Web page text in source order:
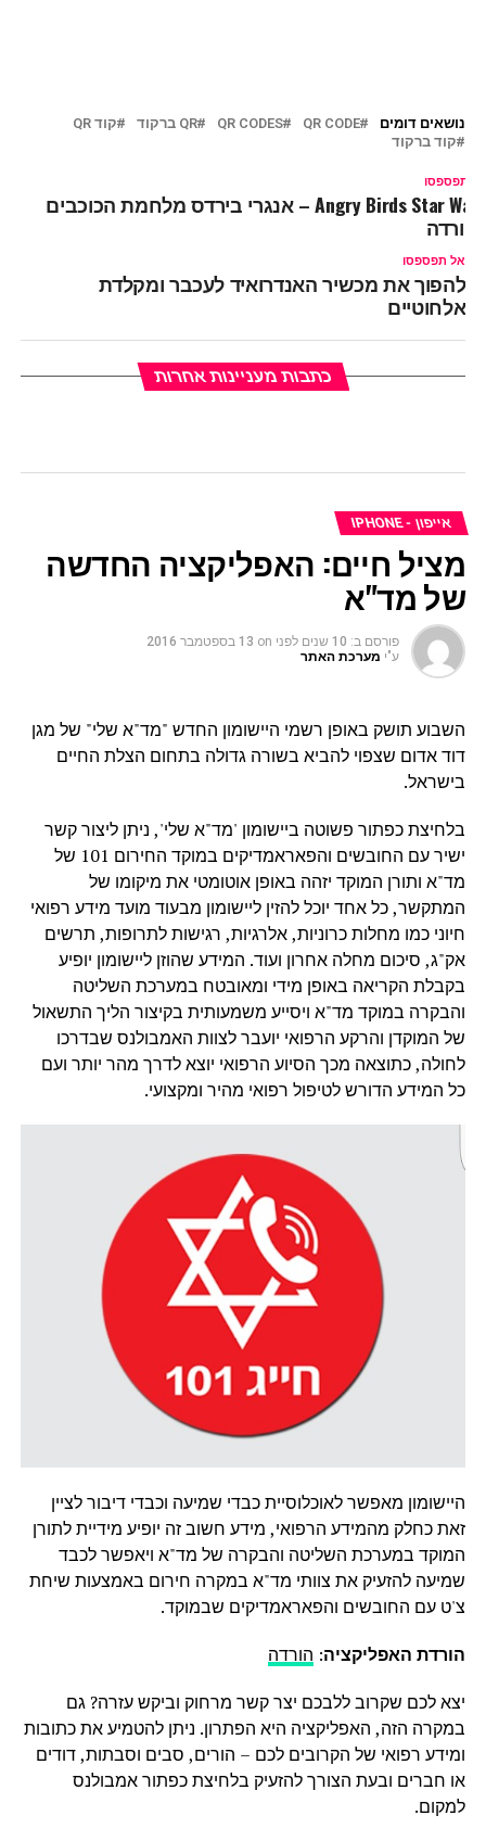
נושאים דומים QR CODE
QR CODES QR ברקוד
קוד QR
קוד ברקוד
תפספסו
Angry Birds Star Wars – אנגרי בירדס מלחמת הכוכבים
אל תפספסו
להפוך את מכשיר האנדרואיד לעכבר ומקלדת
אלחוטיים
כתבות מעניינות אחרות
אייפון - IPHONE
מציל חיים: האפליקציה החדשה
של מד"א
פורסם ב: 10 שנים לפני on 13 בספטמבר 2016
ע"י מערכת האתר
השבוע תושק באופן רשמי היישומון החדש "מד"א שלי" של מגן
דוד אדום שצפוי להביא בשורה גדולה בתחום הצלת החיים
בישראל.
בלחיצת כפתור פשוטה ביישומון 'מד"א שלי', ניתן ליצור קשר
ישיר עם החובשים והפאראמדיקים במוקד החירום 101 של
מד"א ותורן המוקד יזהה באופן אוטומטי את מיקומו של
המתקשר, כל אחד יוכל להזין ליישומון מבעוד מועד מידע רפואי
חיוני כמו מחלות כרוניות, אלרגיות, רגישות לתרופות, תרשים
אק"ג, סיכום מחלה אחרון ועוד. המידע שהוזן ליישומון יופיע
בקבלת הקריאה באופן מידי ומאובטח במערכת השליטה
והבקרה במוקד מד"א ויסייע משמעותית בקיצור הליך התשאול
של המוקדן והרקע הרפואי יועבר לצוות האמבולנס שבדרכו
לחולה, כתוצאה מכך הסיוע הרפואי יוצא לדרך מהר יותר ועם
כל המידע הדורש לטיפול רפואי מהיר ומקצועי.
היישומון מאפשר לאוכלוסיית כבדי שמיעה וכבדי דיבור לציין
זאת כחלק מהמידע הרפואי, מידע חשוב זה יופיע מידיית לתורן
המוקד במערכת השליטה והבקרה של מד"א ויאפשר לכבד
שמיעה להזעיק את צוותי מד"א במקרה חירום באמצעות שיחת
צ'ט עם החובשים והפאראמדיקים שבמוקד.
הורדת האפליקציה: הורדה
יצא לכם שקרוב ללבכם יצר קשר מרחוק וביקש עזרה? גם
במקרה הזה, האפליקציה היא הפתרון. ניתן להטמיע את כתובות
ומידע רפואי של הקרובים לכם – הורים, סבים וסבתות, דודים
או חברים ובעת הצורך להזעיק בלחיצת כפתור אמבולנס
למקום.